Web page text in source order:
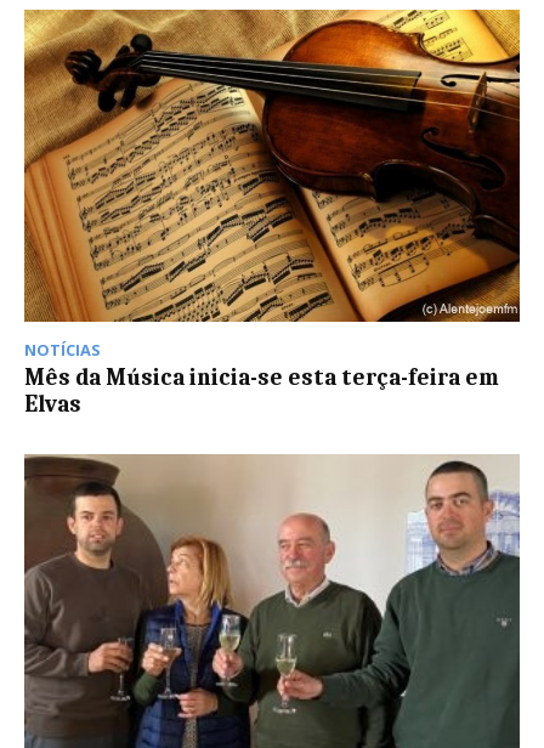
NOTÍCIAS
Mês da Música inicia-se esta terça-feira em
Elvas